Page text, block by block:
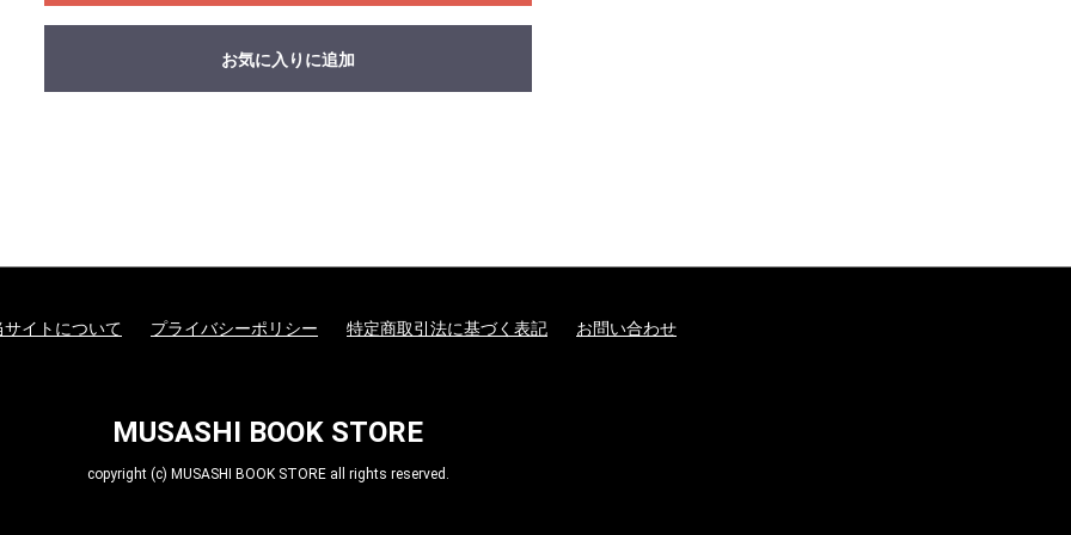
お気に入りに追加
サイトについて プライバシーポリシー 特定商取引法に基づく表記 お問い合わせ
MUSASHI BOOK STORE
copyright (c) MUSASHI BOOK STORE all rights reserved.